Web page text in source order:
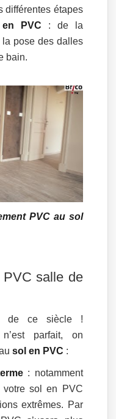
différentes étapes
PVC : de la
la pose des dalles
bain.
PVC au sol
salle de
de ce siècle !
parfait, on
sol en PVC :
: notamment
sol en PVC
extrêmes. Par